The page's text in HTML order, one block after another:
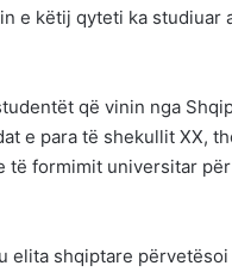
e këtij qyteti ka studiuar
që vinin nga
e para të shekullit XX,
të formimit universitar
elita shqiptare